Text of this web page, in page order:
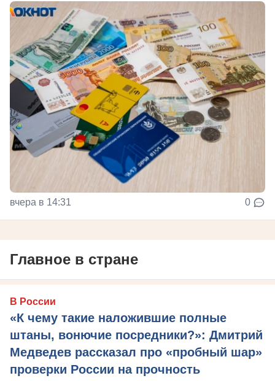
вчера в 14:31 0
Главное в стране
В России
«К чему такие наложившие полные
штаны, вонючие посредники?»: Дмитрий
Медведев рассказал про «пробный шар»
проверки России на прочность